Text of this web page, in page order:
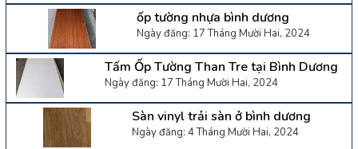
ốp tường nhựa bình dương
Ngày đăng: 17 Tháng Mười Hai, 2024
Tấm Ốp Tường Than Tre tại Bình Dương
Ngày đăng: 17 Tháng Mười Hai, 2024
Sàn vinyl trải sàn ở bình dương
Ngày đăng: 4 Tháng Mười Hai, 2024